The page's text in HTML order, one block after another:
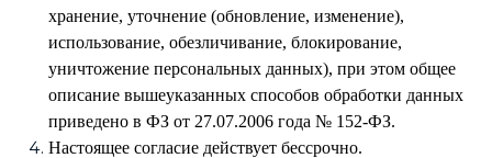
хранение, уточнение (обновление, изменение),
использование, обезличивание, блокирование,
уничтожение персональных данных), при этом общее
описание вышеуказанных способов обработки данных
приведено в ФЗ от 27.07.2006 года № 152-ФЗ.
Настоящее согласие действует бессрочно.